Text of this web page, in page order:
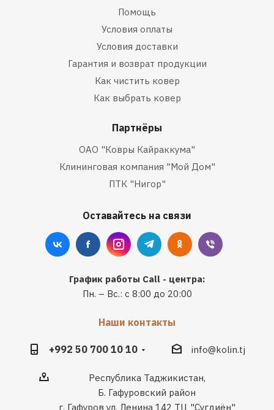
Помощь
Условия оплаты
Условия доставки
Гарантия и возврат продукции
Как чистить ковер
Как выбрать ковер
Партнёры
ОАО "Ковры Кайраккума"
Клининговая компания "Мой Дом"
ПТК "Нигор"
Оставайтесь на связи
График работы Call - центра:
Пн. – Вс.: с 8:00 до 20:00
Наши контакты
+992 50 700 10 10 info@kolin.tj
Республика Таджикистан,
Б. Гафуровский район
г. Гафуров ул. Ленина 142 ТЦ "Сугдиён"